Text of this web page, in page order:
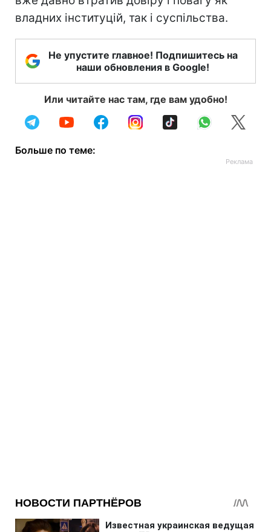
владних інституцій, так і суспільства.
Не упустите главное! Подпишитесь на
наши обновления в Google!
Или читайте нас там, где вам удобно!
Больше по теме: